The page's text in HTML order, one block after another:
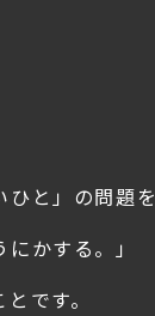
ひと」の問題を
かする。」
です。